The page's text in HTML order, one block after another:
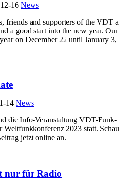
16 News
friends and supporters of the VDT a
a good start into the new year. Our
on December 22 until January 3,
14 News
die Info-Veranstaltung VDT-Funk-
Weltfunkkonferenz 2023 statt. Schau
jetzt online an.
nur für Radio